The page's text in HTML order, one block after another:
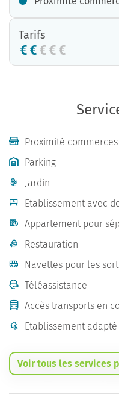
Tarifs
Proximité commerces
Parking
Jardin
Etablissement avec
Appartement pour
Restauration
Navettes pour les
Téléassistance
Accès transports en
Etablissement adapté
Voir tous les services